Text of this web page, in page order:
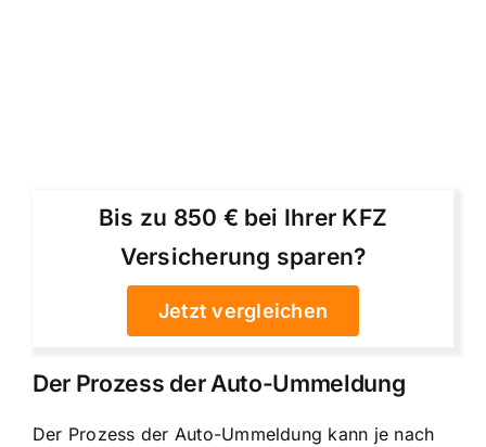
Bis zu 850 € bei Ihrer KFZ
Versicherung sparen?
Jetzt vergleichen
Der Prozess der Auto-Ummeldung
Der Prozess der Auto-Ummeldung kann je nach